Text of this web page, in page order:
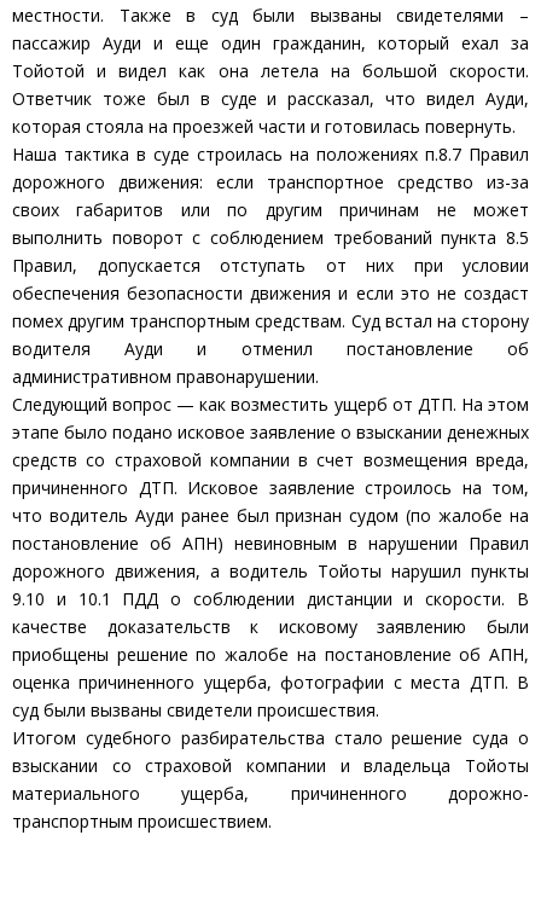
местности. Также в суд были вызваны свидетелями –
пассажир Ауди и еще один гражданин, который ехал за
Тойотой и видел как она летела на большой скорости.
Ответчик тоже был в суде и рассказал, что видел Ауди,
которая стояла на проезжей части и готовилась повернуть.
Наша тактика в суде строилась на положениях п.8.7 Правил
дорожного движения: если транспортное средство из-за
своих габаритов или по другим причинам не может
выполнить поворот с соблюдением требований пункта 8.5
Правил, допускается отступать от них при условии
обеспечения безопасности движения и если это не создаст
помех другим транспортным средствам. Суд встал на сторону
водителя Ауди и отменил постановление об
административном правонарушении.
Следующий вопрос — как возместить ущерб от ДТП. На этом
этапе было подано исковое заявление о взыскании денежных
средств со страховой компании в счет возмещения вреда,
причиненного ДТП. Исковое заявление строилось на том,
что водитель Ауди ранее был признан судом (по жалобе на
постановление об АПН) невиновным в нарушении Правил
дорожного движения, а водитель Тойоты нарушил пункты
9.10 и 10.1 ПДД о соблюдении дистанции и скорости. В
качестве доказательств к исковому заявлению были
приобщены решение по жалобе на постановление об АПН,
оценка причиненного ущерба, фотографии с места ДТП. В
суд были вызваны свидетели происшествия.
Итогом судебного разбирательства стало решение суда о
взыскании со страховой компании и владельца Тойоты
материального ущерба, причиненного дорожно-
транспортным происшествием.